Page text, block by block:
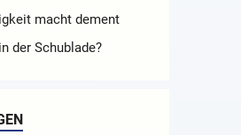
macht dement
der Schublade?